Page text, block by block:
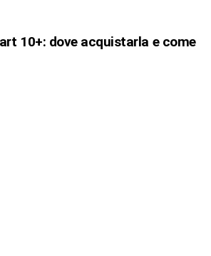
10+: dove acquistarla e come